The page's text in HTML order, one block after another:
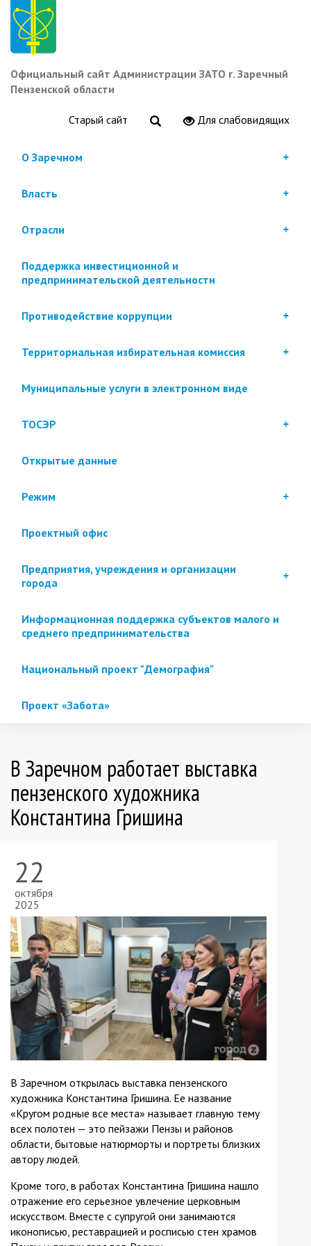
Перейти
основному
содержанию
Официальный сайт Администрации ЗАТО г. Заречный
Пензенской области
Старый сайт Для слабовидящих
О Заречном
Власть
Отрасли
Поддержка инвестиционной и
предпринимательской деятельности
Противодействие коррупции
Территориальная избирательная комиссия
Муниципальные услуги в электронном виде
ТОСЭР
Открытые данные
Режим
Проектный офис
Предприятия, учреждения и организации
города
Информационная поддержка субъектов малого и
среднего предпринимательства
Национальный проект "Демография"
Проект «Забота»
В Заречном работает выставка
пензенского художника
Константина Гришина
22
октября
2025
В Заречном открылась выставка пензенского
художника Константина Гришина. Ее название
«Кругом родные все места» называет главную тему
всех полотен — это пейзажи Пензы и районов
области, бытовые натюрморты и портреты близких
автору людей.
Кроме того, в работах Константина Гришина нашло
отражение его серьезное увлечение церковным
искусством. Вместе с супругой они занимаются
иконописью, реставрацией и росписью стен храмов